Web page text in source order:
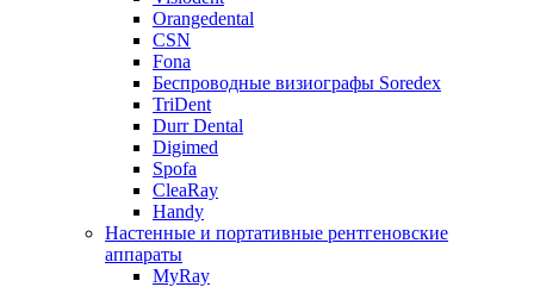
Orangedental
CSN
Fona
Беспроводные визиографы Soredex
TriDent
Durr Dental
Digimed
Spofa
CleaRay
Handy
Настенные и портативные рентгеновские
аппараты
MyRay